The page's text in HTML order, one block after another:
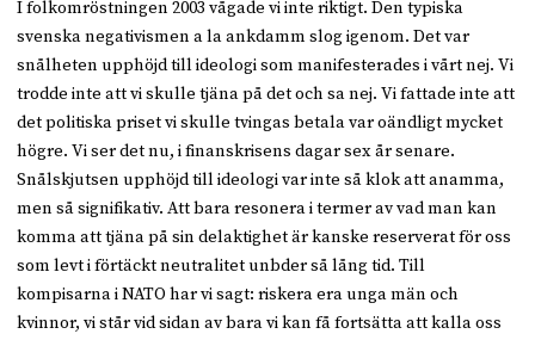
I folkomröstningen 2003 vågade vi inte riktigt. Den typiska
svenska negativismen a la ankdamm slog igenom. Det var
snålheten upphöjd till ideologi som manifesterades i vårt nej. Vi
trodde inte att vi skulle tjäna på det och sa nej. Vi fattade inte att
det politiska priset vi skulle tvingas betala var oändligt mycket
högre. Vi ser det nu, i finanskrisens dagar sex år senare.
Snålskjutsen upphöjd till ideologi var inte så klok att anamma,
men så signifikativ. Att bara resonera i termer av vad man kan
komma att tjäna på sin delaktighet är kanske reserverat för oss
som levt i förtäckt neutralitet unbder så lång tid. Till
kompisarna i NATO har vi sagt: riskera era unga män och
kvinnor, vi står vid sidan av bara vi kan få fortsätta att kalla oss